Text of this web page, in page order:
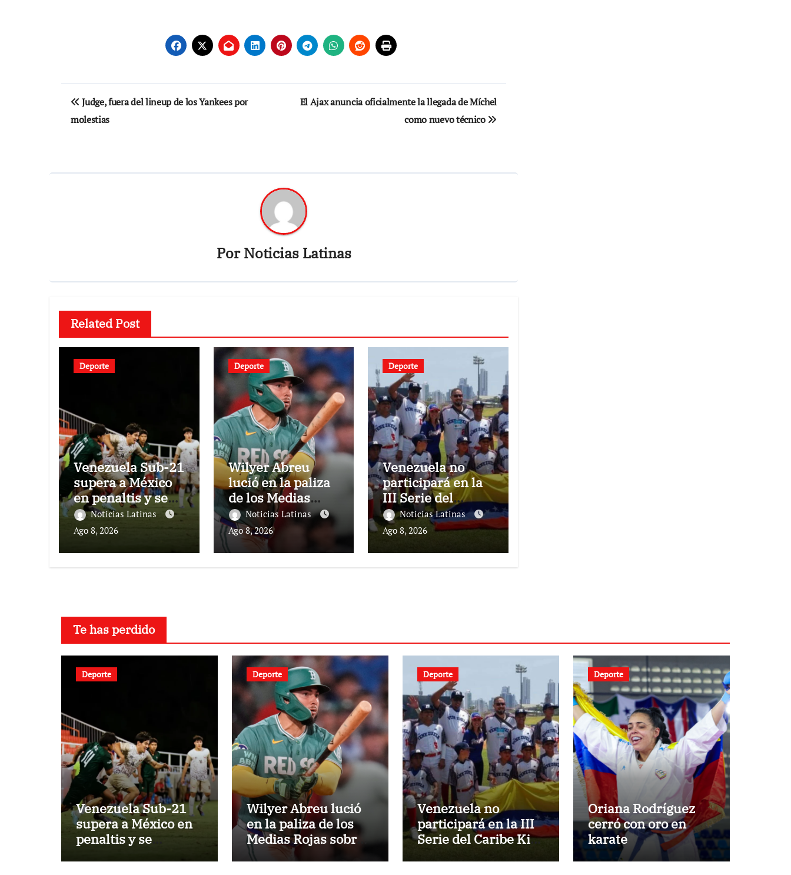
Navegación
de
Judge, fuera del lineup de los Yankees por
molestias
El Ajax anuncia oficialmente la llegada de Míchel
como nuevo técnico
PorNoticias Latinas
Related Post
Deporte
Venezuela Sub-21
supera a México
en penaltis y se
adjudica el oro
Noticias Latinas
Ago 8, 2026
Deporte
Wilyer Abreu
lució en la paliza
de los Medias
Rojas sobre los
Atléticos
Noticias Latinas
Ago 8, 2026
Deporte
Venezuela no
participará en la
III Serie del
Caribe Kids
Nayarit 2026
Noticias Latinas
Ago 8, 2026
Te has perdido
Deporte
Venezuela Sub-21
supera a México en
penaltis y se
Deporte
Wilyer Abreu lució
en la paliza de los
Medias Rojas sobre
los Atléticos
Deporte
Venezuela no
participará en la III
Serie del Caribe Kids
Deporte
Oriana Rodríguez
cerró con oro en
karate